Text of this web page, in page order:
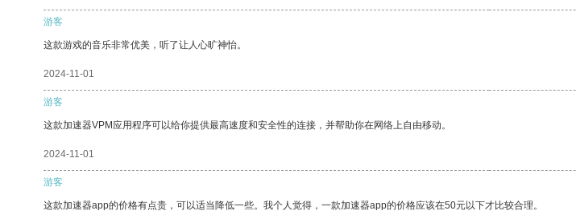
游客
这款游戏的音乐非常优美，听了让人心旷神怡。
2024-11-01
游客
这款加速器VPM应用程序可以给你提供最高速度和安全性的连接，并帮助你在网络上自由移动。
2024-11-01
游客
这款加速器app的价格有点贵，可以适当降低一些。我个人觉得，一款加速器app的价格应该在50元以下才比较合理。